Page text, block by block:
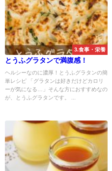
3.食事・栄養
とうふグラタンで満腹感！
ヘルシーなのに濃厚！とうふグラタンの簡
単レシピ 「グラタンは好きだけどカロリ
ーが気になる…」そんな方におすすめなの
が、とうふグラタンです。 ...